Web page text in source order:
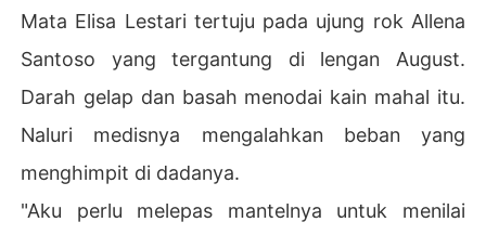
Mata Elisa Lestari tertuju pada ujung rok Allena
Santoso yang tergantung di lengan August.
Darah gelap dan basah menodai kain mahal itu.
Naluri medisnya mengalahkan beban yang
menghimpit di dadanya.
"Aku perlu melepas mantelnya untuk menilai